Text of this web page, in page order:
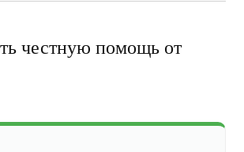
честную помощь от